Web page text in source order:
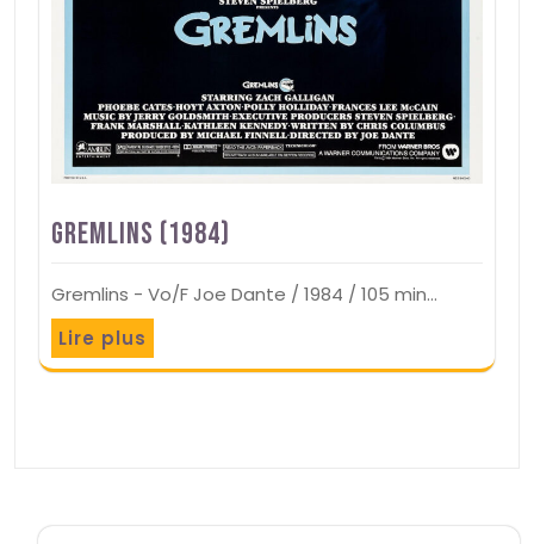
Gremlins (1984)
Gremlins - Vo/F Joe Dante / 1984 / 105 min…
Lire plus